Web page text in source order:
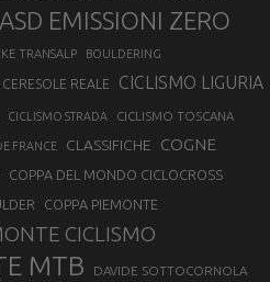
ASD EMISSIONI ZERO
TRANSALP BOULDERING
CERESOLE REALE CICLISMO LIGURIA
CICLISMO STRADA CICLISMO TOSCANA
FRANCE CLASSIFICHE COGNE
COPPA DEL MONDO CICLOCROSS
COPPA PIEMONTE
CICLISMO
MTB DAVIDE SOTTOCORNOLA